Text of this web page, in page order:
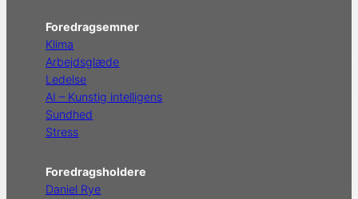
Foredragsemner
Klima
Arbejdsglæde
Ledelse
AI – Kunstig intelligens
Sundhed
Stress
Foredragsholdere
Daniel Rye